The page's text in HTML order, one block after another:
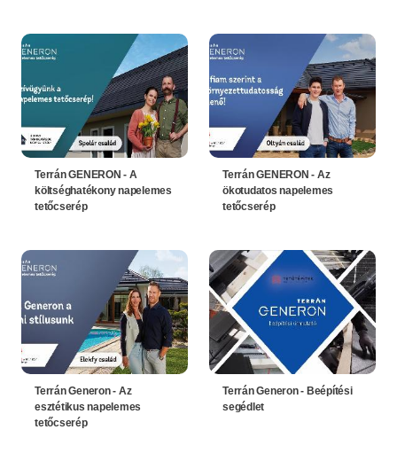
Terrán GENERON - A
költséghatékony napelemes
tetőcserép
Terrán GENERON - Az
ökotudatos napelemes
tetőcserép
Terrán Generon - Az
esztétikus napelemes
tetőcserép
Terrán Generon - Beépítési
segédlet